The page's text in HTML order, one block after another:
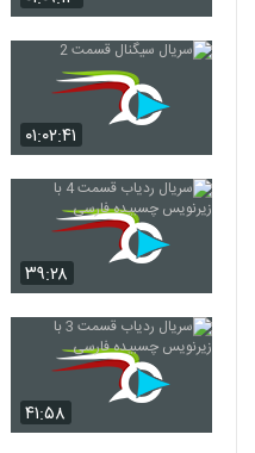
۰۱:۰۲:۴۱
۳۹:۲۸
۴۱:۵۸